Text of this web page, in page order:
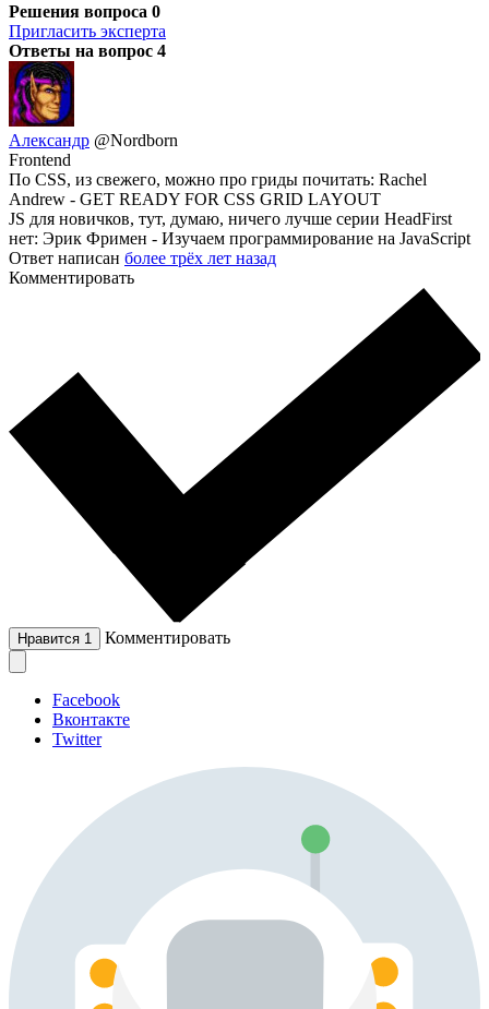
Решения вопроса 0
Пригласить эксперта
Ответы на вопрос 4
Александр @Nordborn
Frontend
По CSS, из свежего, можно про гриды почитать: Rachel
Andrew - GET READY FOR CSS GRID LAYOUT
JS для новичков, тут, думаю, ничего лучше серии HeadFirst
нет: Эрик Фримен - Изучаем программирование на JavaScript
Ответ написан более трёх лет назад
Комментировать
Нравится 1 Комментировать
Facebook
Вконтакте
Twitter